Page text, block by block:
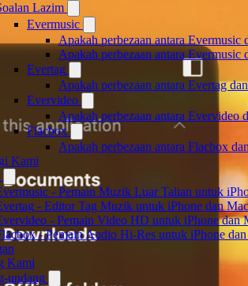
Lazim
Evermusic
Apakah perbezaan antara Evermusic
Apakah perbezaan antara Evermusic
Evertag
Apakah perbezaan antara Evertag
Evervideo
Apakah perbezaan antara Evervideo
Flacbox
Apakah perbezaan antara Flacbox
Kami
- Pemain Muzik Luar Talian untuk
- Editor Tag Muzik untuk iPhone dan Mac
- Pemain Video HD untuk iPhone dan
- Pemain Audio Hi-Res untuk iPhone
Kami
undang